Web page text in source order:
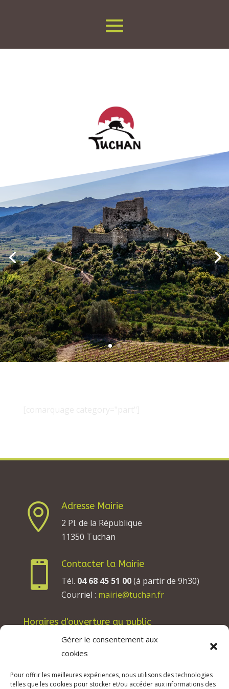
Gérer le consentement aux
cookies
Pour offrir les meilleures expériences, nous utilisons des technologies
telles que les cookies pour stocker et/ou accéder aux informations des

Adresse Mairie
2 Pl. de la République
11350 Tuchan

Contacter la Mairie
Tél. 04 68 45 51 00(à partir de 9h30)
Courriel : mairie@tuchan.fr
Horaires d'ouverture au public
Les lundis, mardis et jeudis : de 8h à 12h et de
13h30 à 17h30.
Les vendredis : de 8h à 12h.